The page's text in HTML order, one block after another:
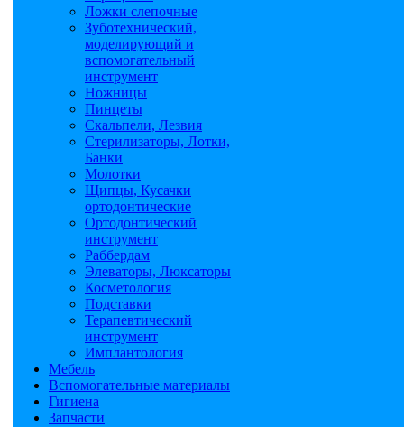
Ложки слепочные
Зуботехнический,
моделирующий и
вспомогательный
инструмент
Ножницы
Пинцеты
Скальпели, Лезвия
Стерилизаторы, Лотки,
Банки
Молотки
Щипцы, Кусачки
ортодонтические
Ортодонтический
инструмент
Раббердам
Элеваторы, Люксаторы
Косметология
Подставки
Терапевтический
инструмент
Имплантология
Мебель
Вспомогательные материалы
Гигиена
Запчасти